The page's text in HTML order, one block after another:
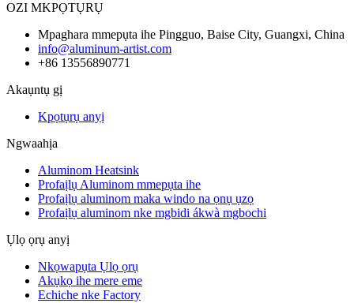
OZI MKPỌTỤRỤ
Mpaghara mmepụta ihe Pingguo, Baise City, Guangxi, China
info@aluminum-artist.com
+86 13556890771
Akaụntụ gị
Kpọtụrụ anyị
Ngwaahịa
Aluminom Heatsink
Profaịlụ Aluminom mmepụta ihe
Profaịlụ aluminom maka windo na ọnụ ụzọ
Profaịlụ aluminom nke mgbidi ákwà mgbochi
Ụlọ ọrụ anyị
Nkọwapụta Ụlọ ọrụ
Akụkọ ihe mere eme
Echiche nke Factory